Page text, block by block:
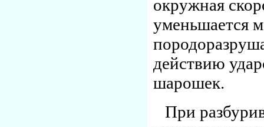
окружная
уменьшается
действию
шарошек.
При